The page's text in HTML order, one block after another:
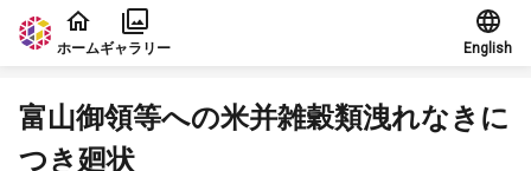
本文に飛ぶ
ホームギャラリー English
富山御領等への米并雑穀類洩れなきに
つき廻状